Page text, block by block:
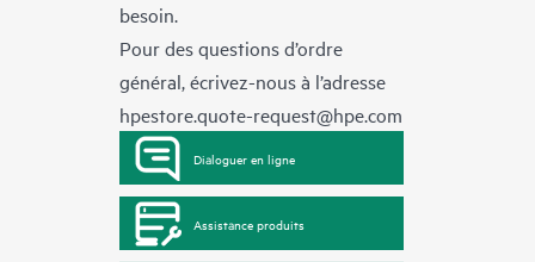
besoin.
Pour des questions d’ordre
général, écrivez-nous à l’adresse
hpestore.quote-request@hpe.com
Dialoguer en ligne
Assistance produits